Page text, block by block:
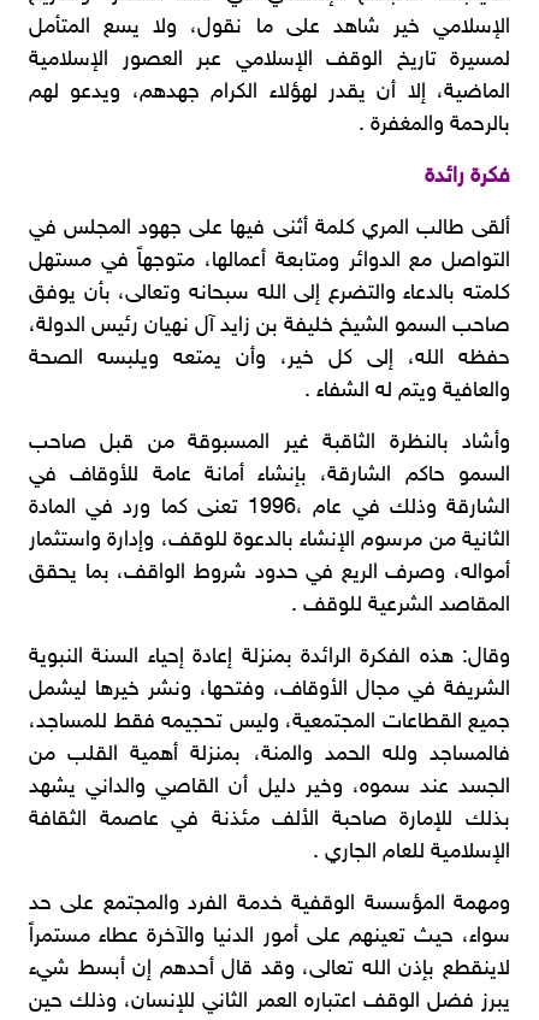
الإسلامي خير شاهد على ما نقول، ولا يسع المتأمل
لمسيرة تاريخ الوقف الإسلامي عبر العصور الإسلامية
الماضية، إلا أن يقدر لهؤلاء الكرام جهدهم، ويدعو لهم
بالرحمة والمغفرة .
فكرة رائدة
ألقى طالب المري كلمة أثنى فيها على جهود المجلس في
التواصل مع الدوائر ومتابعة أعمالها، متوجهاً في مستهل
كلمته بالدعاء والتضرع إلى الله سبحانه وتعالى، بأن يوفق
صاحب السمو الشيخ خليفة بن زايد آل نهيان رئيس الدولة،
حفظه الله، إلى كل خير، وأن يمتعه ويلبسه الصحة
والعافية ويتم له الشفاء .
وأشاد بالنظرة الثاقبة غير المسبوقة من قبل صاحب
السمو حاكم الشارقة، بإنشاء أمانة عامة للأوقاف في
الشارقة وذلك في عام ،1996 تعنى كما ورد في المادة
الثانية من مرسوم الإنشاء بالدعوة للوقف، وإدارة واستثمار
أمواله، وصرف الريع في حدود شروط الواقف، بما يحقق
المقاصد الشرعية للوقف .
وقال: هذه الفكرة الرائدة بمنزلة إعادة إحياء السنة النبوية
الشريفة في مجال الأوقاف، وفتحها، ونشر خيرها ليشمل
جميع القطاعات المجتمعية، وليس تحجيمه فقط للمساجد،
فالمساجد ولله الحمد والمنة، بمنزلة أهمية القلب من
الجسد عند سموه، وخير دليل أن القاصي والداني يشهد
بذلك للإمارة صاحبة الألف مئذنة في عاصمة الثقافة
الإسلامية للعام الجاري .
ومهمة المؤسسة الوقفية خدمة الفرد والمجتمع على حد
سواء، حيث تعينهم على أمور الدنيا والآخرة عطاء مستمراً
لاينقطع بإذن الله تعالى، وقد قال أحدهم إن أبسط شيء
يبرز فضل الوقف اعتباره العمر الثاني للإنسان، وذلك حين